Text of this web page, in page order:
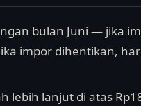
bulan Juni — jika
impor dihentikan,
lebih lanjut di atas